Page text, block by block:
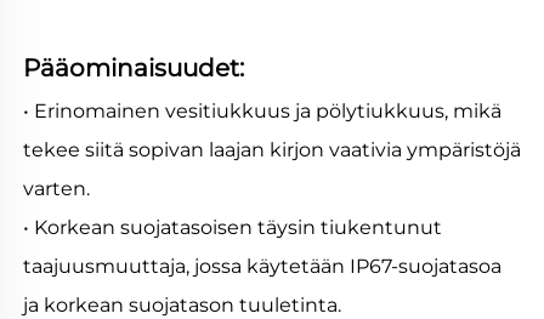
Pääominaisuudet:
• Erinomainen vesitiukkuus ja pölytiukkuus, mikä
tekee siitä sopivan laajan kirjon vaativia ympäristöjä
varten.
• Korkean suojatasoisen täysin tiukentunut
taajuusmuuttaja, jossa käytetään IP67-suojatasoa
ja korkean suojatason tuuletinta.